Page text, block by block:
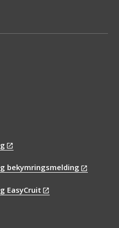
bekymringsmelding
EasyCruit